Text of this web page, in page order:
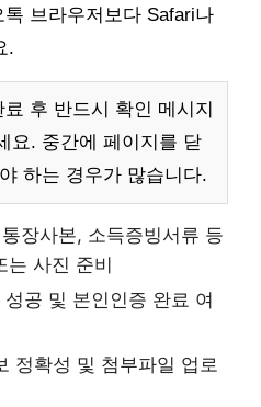
브라우저보다 Safari나
.
후 반드시 확인 메시지
요. 중간에 페이지를 닫
하는 경우가 많습니다.
장사본, 소득증빙서류 등
는 사진 준비
성공 및 본인인증 완료 여
정확성 및 첨부파일 업로